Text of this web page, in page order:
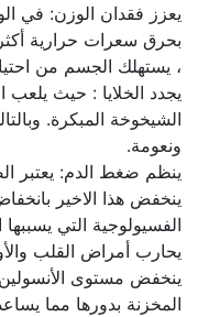
يعزز فقدان الوزن: في
بحرق سعرات حرارية
، يستهلك الجسم من
يجدد الخلايا : حيث يلعب
الشيخوخة المبكرة.
ونعومة.
ينظم ضغط الدم: يعتبر
ينخفض هذا الاخير
الفسيولوجية التي يسببها
يحارب أمراض القلب
ينخفض مستوى
المخزنة بدورها مما